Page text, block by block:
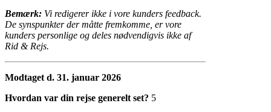
Bemærk: Vi redigerer ikke i vore kunders feedback.
De synspunkter der måtte fremkomme, er vore
kunders personlige og deles nødvendigvis ikke af
Rid & Rejs.
Modtaget d. 31. januar 2026
Hvordan var din rejse generelt set? 5